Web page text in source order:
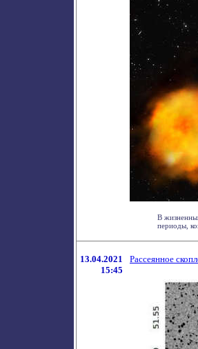
В
периоды,
13.04.2021
15:45
Рассеянное